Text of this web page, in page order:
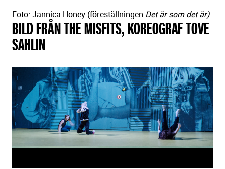
Foto: Jannica Honey (föreställningen Det är som det är)
BILD FRÅN THE MISFITS, KOREOGRAF TOVE
SAHLIN